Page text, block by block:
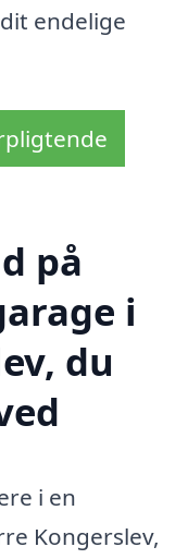
endelige
på
i
du
i en
Kongerslev,